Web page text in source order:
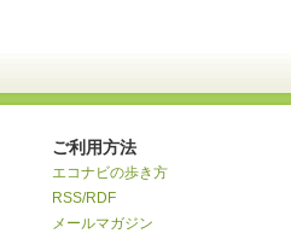
ご利用方法
エコナビの歩き方
RSS/RDF
メールマガジン